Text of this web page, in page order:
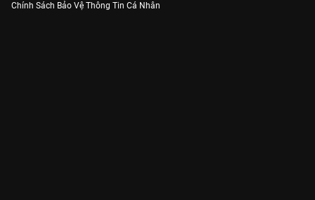
Chính Sách Bảo Vệ Thông Tin Cá Nhân